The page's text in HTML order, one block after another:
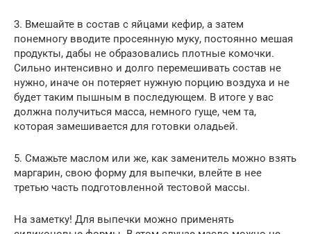
3. Вмешайте в состав с яйцами кефир, а затем
понемногу вводите просеянную муку, постоянно мешая
продукты, дабы не образовались плотные комочки.
Сильно интенсивно и долго перемешивать состав не
нужно, иначе он потеряет нужную порцию воздуха и не
будет таким пышным в последующем. В итоге у вас
должна получиться масса, немного гуще, чем та,
которая замешивается для готовки оладьей.
5. Смажьте маслом или же, как заменитель можно взять
маргарин, свою форму для выпечки, влейте в нее
третью часть подготовленной тестовой массы.
На заметку! Для выпечки можно применять